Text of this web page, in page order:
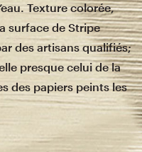
Texture colorée,
surface de Stripe
des artisans qualifiés;
presque celui de la
des papiers peints les